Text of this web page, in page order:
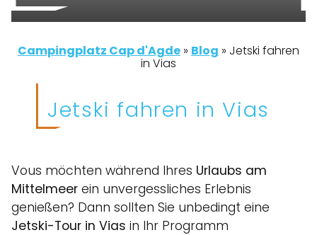
Campingplatz Cap d'Agde » Blog » Jetski fahren
in Vias
Jetski fahren in Vias
Vous möchten während Ihres Urlaubs am
Mittelmeer ein unvergessliches Erlebnis
genießen? Dann sollten Sie unbedingt eine
Jetski-Tour in Vias in Ihr Programm